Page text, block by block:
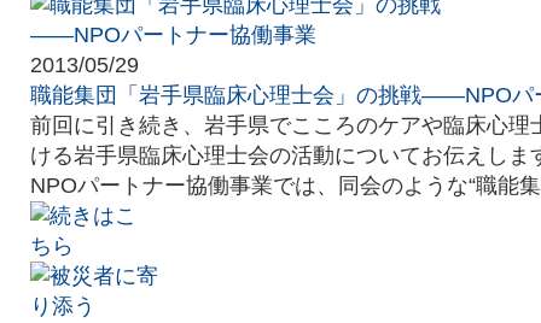
2013/05/29
職能集団「岩手県臨床心理士会」の挑戦――NPOパ
前回に引き続き、岩手県でこころのケアや臨床心理
ける岩手県臨床心理士会の活動についてお伝えしま
NPOパートナー協働事業では、同会のような“職能